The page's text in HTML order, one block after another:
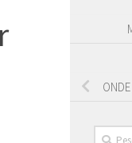
Pesquisar